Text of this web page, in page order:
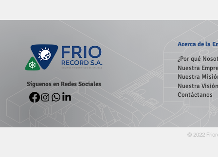
Síguenos en Redes Sociales
Acercade la
¿Por qué
Nuestra
Nuestra
Nuestra Visión
Contáctanos
© 2022